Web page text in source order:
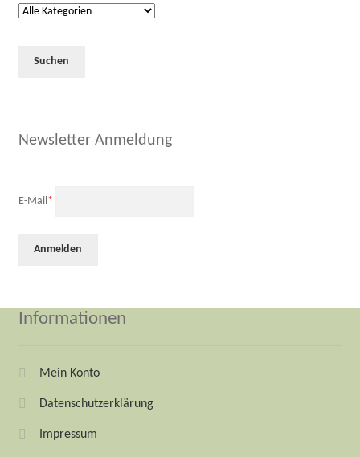
Newsletter Anmeldung
E-Mail *
Informationen
Mein Konto
Datenschutzerklärung
Impressum